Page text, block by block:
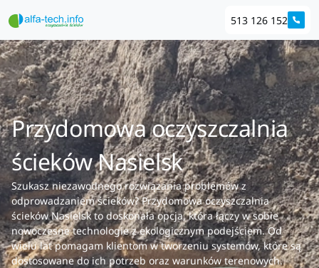
513 126 152
Przydomowa oczyszczalnia
ścieków Nasielsk
Szukasz niezawodnego rozwiązania problemów z
odprowadzaniem ścieków? Przydomowa oczyszczalnia
ścieków Nasielsk to doskonała opcja, która łączy w sobie
nowoczesne technologie z ekologicznym podejściem. Od
wielu lat pomagam klientom w tworzeniu systemów, które są
dostosowane do ich potrzeb oraz warunków terenowych.